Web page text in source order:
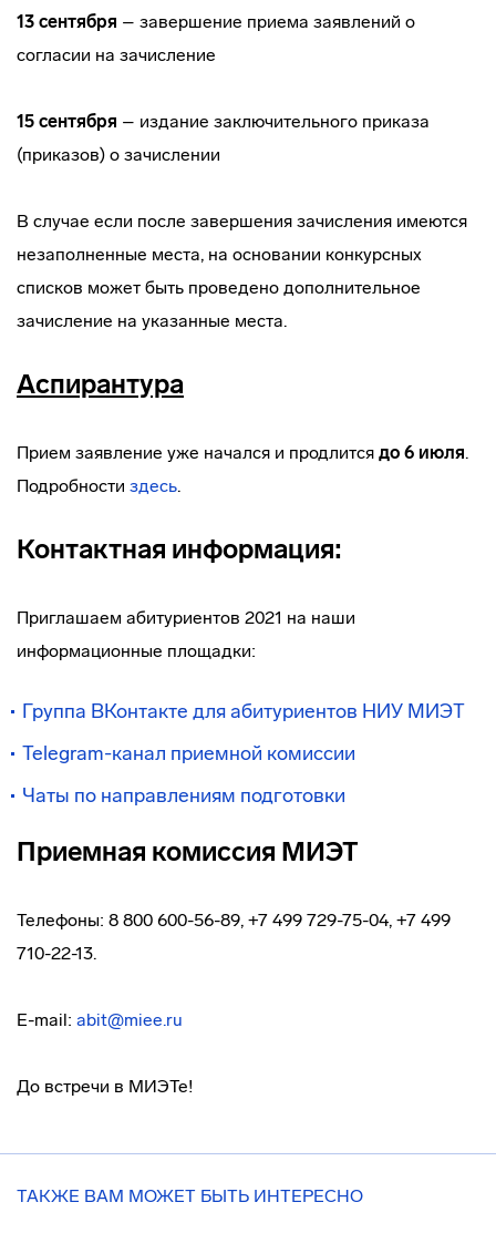
13 сентября – завершение приема заявлений о
согласии на зачисление
15 сентября – издание заключительного приказа
(приказов) о зачислении
В случае если после завершения зачисления имеются
незаполненные места, на основании конкурсных
списков может быть проведено дополнительное
зачисление на указанные места.
Аспирантура
Прием заявление уже начался и продлится до 6 июля.
Подробности здесь.
Контактная информация:
Приглашаем абитуриентов 2021 на наши
информационные площадки:
Группа ВКонтакте для абитуриентов НИУ МИЭТ
Telegram-канал приемной комиссии
Чаты по направлениям подготовки
Приемная комиссия МИЭТ
Телефоны: 8 800 600-56-89, +7 499 729-75-04, +7 499
710-22-13.
E-mail: abit@miee.ru
До встречи в МИЭТе!
ТАКЖЕ ВАМ МОЖЕТ БЫТЬ ИНТЕРЕСНО